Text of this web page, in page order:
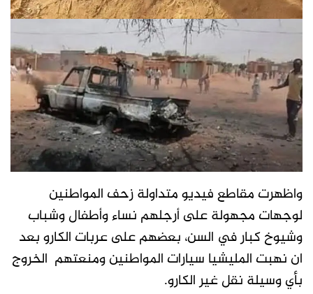
واظهرت مقاطع فيديو متداولة زحف المواطنين
لوجهات مجهولة على أرجلهم نساء وأطفال وشباب
وشيوخ كبار في السن، بعضهم على عربات الكارو بعد
ان نهبت المليشيا سيارات المواطنين ومنعتهم الخروج
بأي وسيلة نقل غير الكارو.